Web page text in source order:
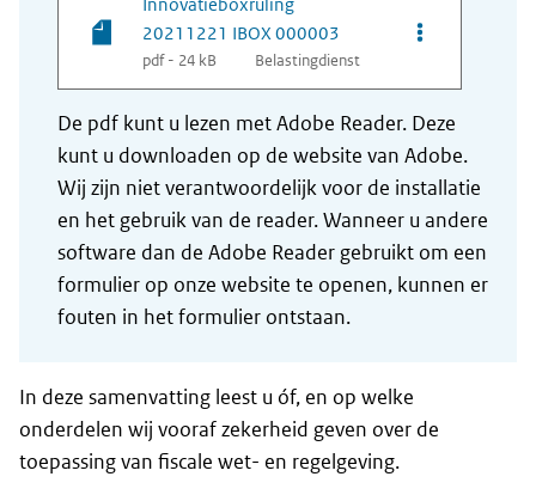
20211221 IBOX 000003
pdf - 24 kB Belastingdienst
Opties van
De pdf kunt u lezen met Adobe Reader. Deze
kunt u downloaden op de website van Adobe.
Wij zijn niet verantwoordelijk voor de installatie
en het gebruik van de reader. Wanneer u andere
software dan de Adobe Reader gebruikt om een
formulier op onze website te openen, kunnen er
fouten in het formulier ontstaan.
In deze samenvatting leest u óf, en op welke
onderdelen wij vooraf zekerheid geven over de
toepassing van fiscale wet- en regelgeving.